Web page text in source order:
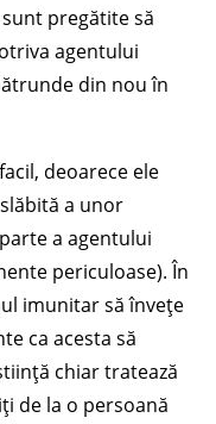
pregătite să
agentului
din nou în
deoarece ele
a unor
a agentului
periculoase). În
imunitar să învețe
ca acesta să
chiar tratează
de la o persoană